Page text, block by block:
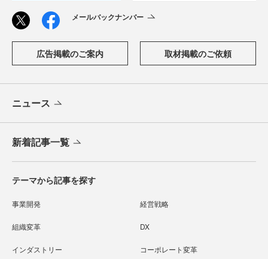
メールバックナンバー
広告掲載のご案内 取材掲載のご依頼
ニュース
新着記事一覧
テーマから記事を探す
事業開発 経営戦略
組織変革 DX
インダストリー コーポレート変革